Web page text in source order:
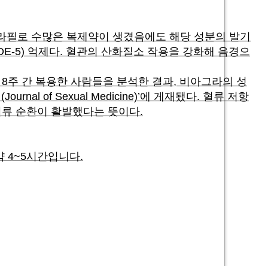
로 수많은 복제약이 생겼음에도 해당 성분의 발기
5) 억제다. 혈관의 산화질소 작용을 강화해 음경으
간 복용한 사람들을 분석한 결과, 비아그라의 성
of Sexual Medicine)’에 게재됐다. 혈류 저항
순환이 활발했다는 뜻이다.
4~5시간입니다.